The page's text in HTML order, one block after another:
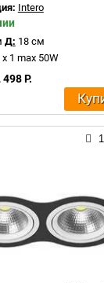
Intero
Д: 18 см
x 1 max 50W
Р.